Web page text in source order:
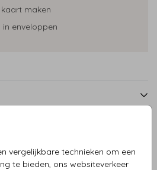
vergelijkbare technieken om een
te bieden, ons websiteverkeer
maken
enveloppen